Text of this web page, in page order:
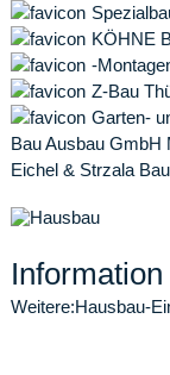
KÖHNE
-
Z-Bau
Garten-
Bau Ausbau GmbH
Eichel & Strzala
Information
Weitere:Hausbau-